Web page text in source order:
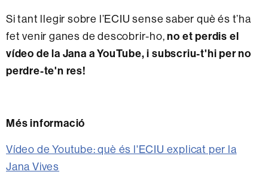
Si tant llegir sobre l’ECIU sense saber què és t’ha
fet venir ganes de descobrir-ho,no et perdis el
vídeo de la Jana a YouTube, i subscriu-t'hi per no
perdre-te'n res!
Més informació
Vídeo de Youtube: què és l'ECIU explicat per la
Jana Vives